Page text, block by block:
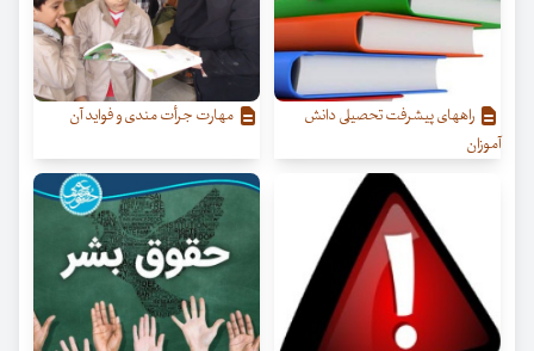
راههای پیشرفت تحصیلی دانش
آموزان
مهارت جرأت مندی و فواید آن